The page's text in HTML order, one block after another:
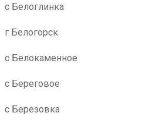
с Белоглинка
г Белогорск
с Белокаменное
с Береговое
с Березовка